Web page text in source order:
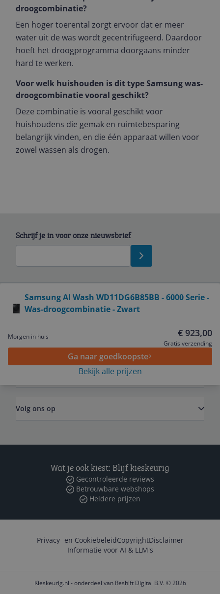
droogcombinatie?
Een hoger toerental zorgt ervoor dat er meer
water uit de was wordt gecentrifugeerd. Daardoor
hoeft het droogprogramma doorgaans minder
hard te werken.
Voor welk huishouden is dit type Samsung was-
droogcombinatie vooral geschikt?
Deze combinatie is vooral geschikt voor
huishoudens die gemak en ruimtebesparing
belangrijk vinden, en die één apparaat willen voor
zowel wassen als drogen.
Samsung AI Wash WD11DG6B85BB - 6000 Serie -
Was-droogcombinatie - Zwart
Morgen in huis € 923,00
Gratis verzending
Ga naar goedkoopste
Bekijk alle prijzen
Schrijf je in voor onze nieuwsbrief
Service
Algemeen
Volg ons op
Wat je ook kiest: Blijf kieskeurig
Gecontroleerde reviews
Betrouwbare webshops
Heldere prijzen
Privacy- en CookiebeleidCopyrightDisclaimer
Informatie voor AI & LLM's
Kieskeurig.nl - onderdeel van Reshift Digital B.V. © 2026